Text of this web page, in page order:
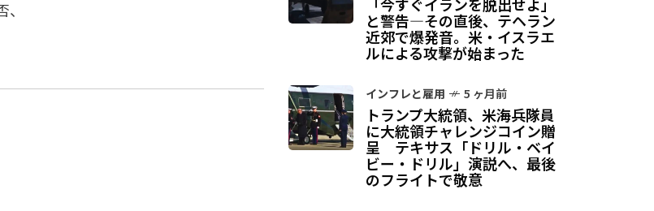
と警告—その直後、テヘラン
近郊で爆発音。米・イスラエ
ルによる攻撃が始まった
インフレと雇用 5 ヶ月前
トランプ大統領、米海兵隊員
に大統領チャレンジコイン贈
呈 テキサス「ドリル・ベイ
ビー・ドリル」演説へ、最後
のフライトで敬意